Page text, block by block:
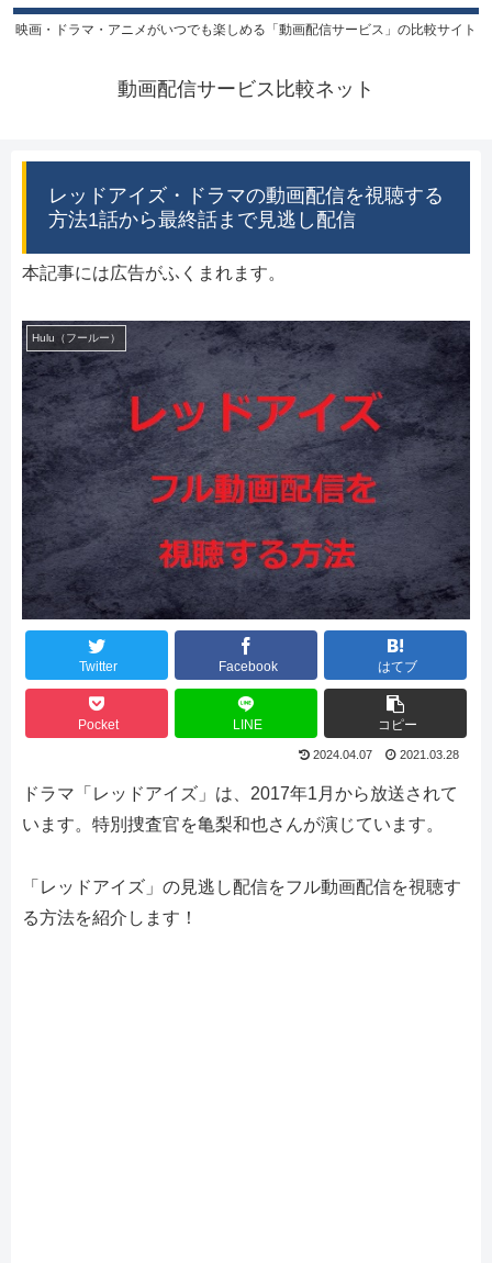
映画・ドラマ・アニメがいつでも楽しめる「動画配信サービス」の比較サイト
動画配信サービス比較ネット
レッドアイズ・ドラマの動画配信を視聴する
方法1話から最終話まで見逃し配信
本記事には広告がふくまれます。
Hulu（フールー）
Twitter Facebook はてブ
Pocket LINE コピー
2024.04.07 2021.03.28
ドラマ「レッドアイズ」は、2017年1月から放送されて
います。特別捜査官を亀梨和也さんが演じています。
「レッドアイズ」の見逃し配信をフル動画配信を視聴す
る方法を紹介します！